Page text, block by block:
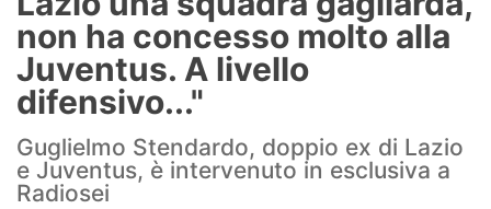
Primavera
Calciomercato
Lazio Women
Rassegna Lazio
non ha concesso molto alla
Juventus. A livello
difensivo..."
Guglielmo Stendardo, doppio ex di Lazio
e Juventus, è intervenuto in esclusiva a
Radiosei